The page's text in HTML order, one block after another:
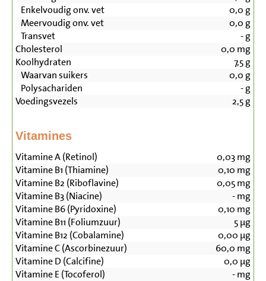
Enkelvoudig onv. vet
0,0 g
Meervoudig onv. vet
0,0 g
Transvet
-g
Cholesterol
0,0 mg
Koolhydraten
7,5g
Waarvan suikers
0,0 g
Polysachariden
-g
Voedingsvezels
2,5g
Vitamines
Vitamine A (Retinol) 0,03mg
Vitamine B1 (Thiamine)
0,10 mg
Vitamine B2 (Riboflavine)
0,05mg
Vitamine B3 (Niacine)
-mg
Vitamine B6 (Pyridoxine)
0,10 mg
Vitamine B11 (Foliumzuur)
5µg
Vitamine B12 (Cobalamine)
0,00 µg
Vitamine C (Ascorbinezuur)
60,0 mg
Vitamine D (Calcifine)
0,0 µg
Vitamine E (Tocoferol)
-mg